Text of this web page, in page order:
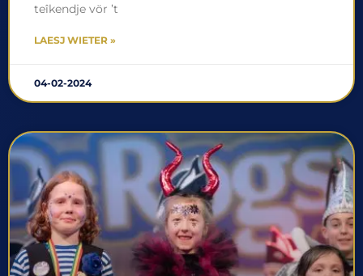
teîkendje vör ’t
LAESJ WIETER »
04-02-2024